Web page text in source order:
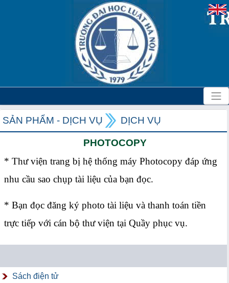
SẢN PHẨM - DỊCH VỤ DỊCH VỤ
PHOTOCOPY
* Thư viện trang bị hệ thống máy Photocopy đáp ứng
nhu cầu sao chụp tài liệu của bạn đọc.
* Bạn đọc đăng ký photo tài liệu và thanh toán tiền
trực tiếp với cán bộ thư viện tại Quầy phục vụ.
Sách điện tử